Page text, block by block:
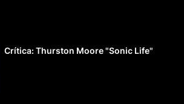
Crítica: Thurston Moore "Sonic Life"